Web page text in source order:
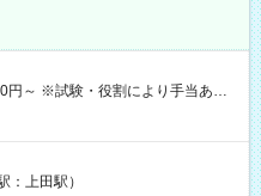
即給（前払い）オプションあ
から1週間ほどで給与の一部を受け
17:30（休憩1時間） 時給1,300円
費 ※当日の役割により時給＋100
：上田駅）